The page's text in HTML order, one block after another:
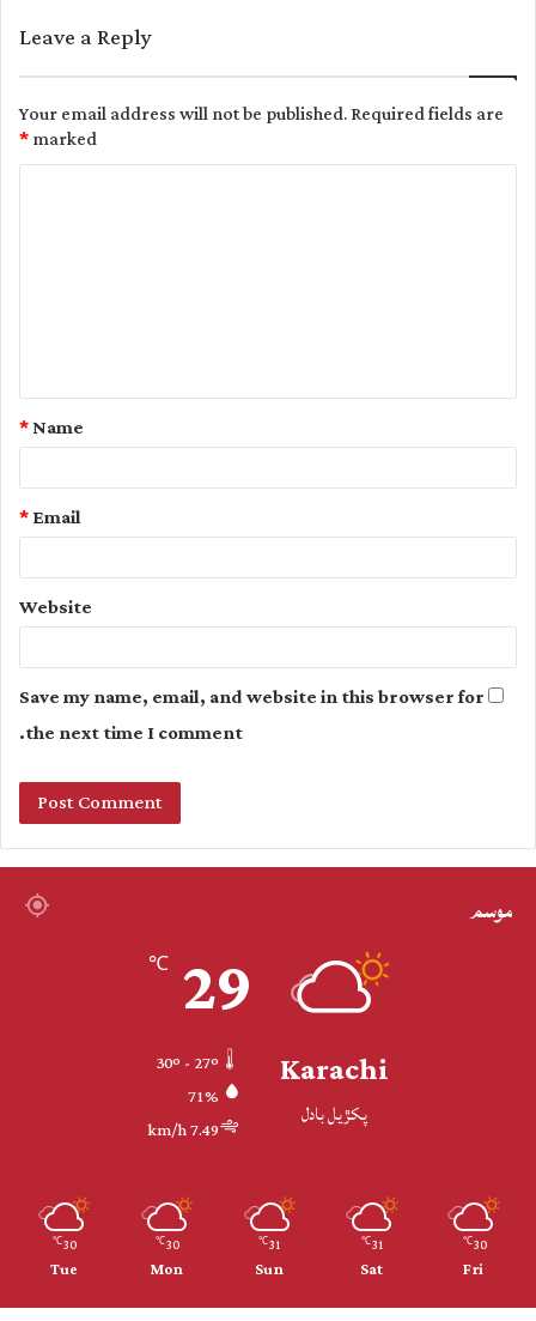
Leave a Reply
Your email address will not be published.Required fields are
marked
*
t
Name
*
Email
*
Website
Save my name, email, and website in this browser for
the next time I comment.
موسم
Karachi
پکڙيل بادل
29
℃
71%
7.49 km/h
30
℃
Fri
31
℃
Sat
31
℃
Sun
30
℃
Mon
30
℃
Tue